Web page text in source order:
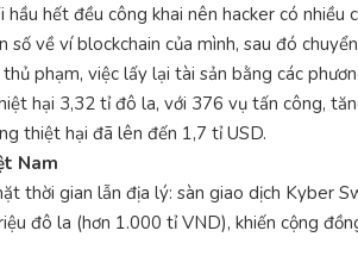
hầu hết đều công khai nên hacker có
về ví blockchain của mình, sau đó
phạm, việc lấy lại tài sản bằng các
hại 3,32 tỉ đô la, với 376 vụ tấn công,
thiệt hại đã lên đến 1,7 tỉ USD.
Nam
thời gian lẫn địa lý: sàn giao dịch Kyber
đô la (hơn 1.000 tỉ VND), khiến cộng